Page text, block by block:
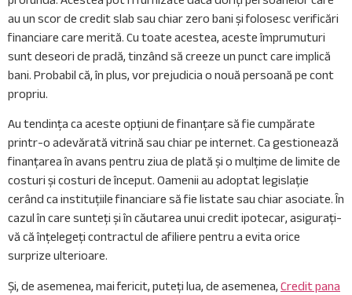
au un scor de credit slab sau chiar zero bani și folosesc verificări
financiare care merită. Cu toate acestea, aceste împrumuturi
sunt deseori de pradă, tinzând să creeze un punct care implică
bani. Probabil că, în plus, vor prejudicia o nouă persoană pe cont
propriu.
Au tendința ca aceste opțiuni de finanțare să fie cumpărate
printr-o adevărată vitrină sau chiar pe internet. Ca gestionează
finanțarea în avans pentru ziua de plată și o mulțime de limite de
costuri și costuri de început. Oamenii au adoptat legislație
cerând ca instituțiile financiare să fie listate sau chiar asociate. În
cazul în care sunteți și în căutarea unui credit ipotecar, asigurați-
vă că înțelegeți contractul de afiliere pentru a evita orice
surprize ulterioare.
Și, de asemenea, mai fericit, puteți lua, de asemenea, Credit pana